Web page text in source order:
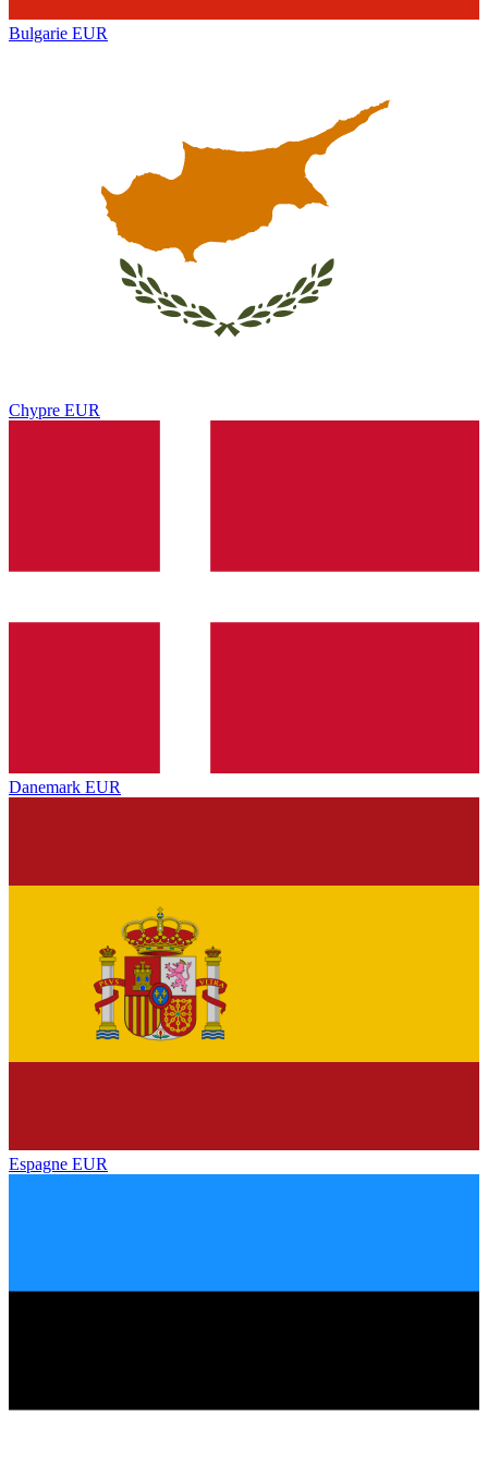
Bulgarie EUR
Chypre EUR
Danemark EUR
Espagne EUR